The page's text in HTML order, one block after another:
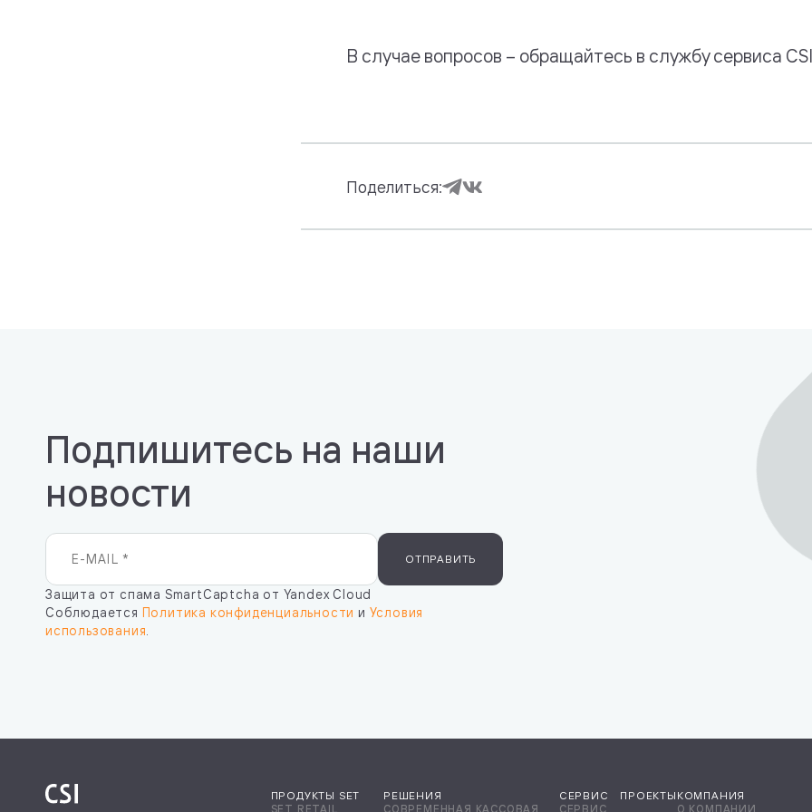
В случае вопросов – обращайтесь в службу сервиса
Поделиться:
Подпишитесь на наши
новости
ОТПРАВИТЬ
Защита от спама SmartCaptcha от Yandex Cloud
Соблюдается Политика конфиденциальности и Условия
использования
ПРОДУКТЫ SET
SET RETAIL
РЕШЕНИЯ
СОВРЕМЕННАЯ КАССОВАЯ
СЕРВИС
СЕРВИС
ПРОЕКТЫ КОМПАНИЯ
О КОМПАНИИ